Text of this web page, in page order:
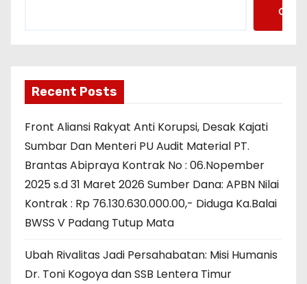
Cari
Recent Posts
Front Aliansi Rakyat Anti Korupsi, Desak Kajati
Sumbar Dan Menteri PU Audit Material PT.
Brantas Abipraya Kontrak No : 06.Nopember
2025 s.d 31 Maret 2026 Sumber Dana: APBN Nilai
Kontrak : Rp 76.130.630.000.00,- Diduga Ka.Balai
BWSS V Padang Tutup Mata
Ubah Rivalitas Jadi Persahabatan: Misi Humanis
Dr. Toni Kogoya dan SSB Lentera Timur